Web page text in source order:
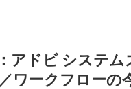
アドビ システ
ワークフローの